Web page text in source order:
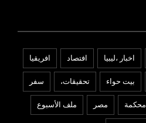
اخبار ،ليبيا افتصاد افريقيا
بيت حواء تحقيقات، سفر
محكمة مصر ملف الأسبوع